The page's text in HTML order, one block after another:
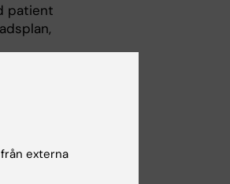
patient
och
externa